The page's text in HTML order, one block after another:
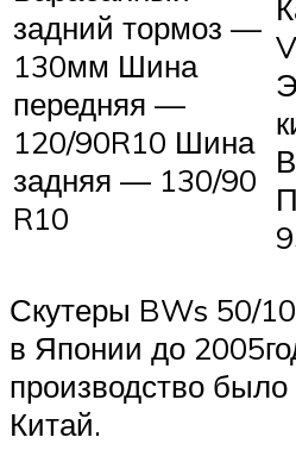
задний тормоз —
130мм Шина
передняя —
120/90R10 Шина
задняя — 130/90
R10
Скутеры BWs 50/
в Японии до
производство
Китай.